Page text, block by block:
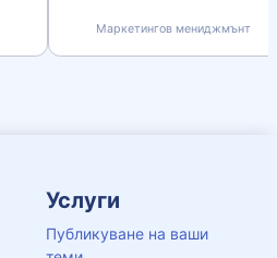
Маркетингов мениджмънт
Услуги
Публикуване на ваши